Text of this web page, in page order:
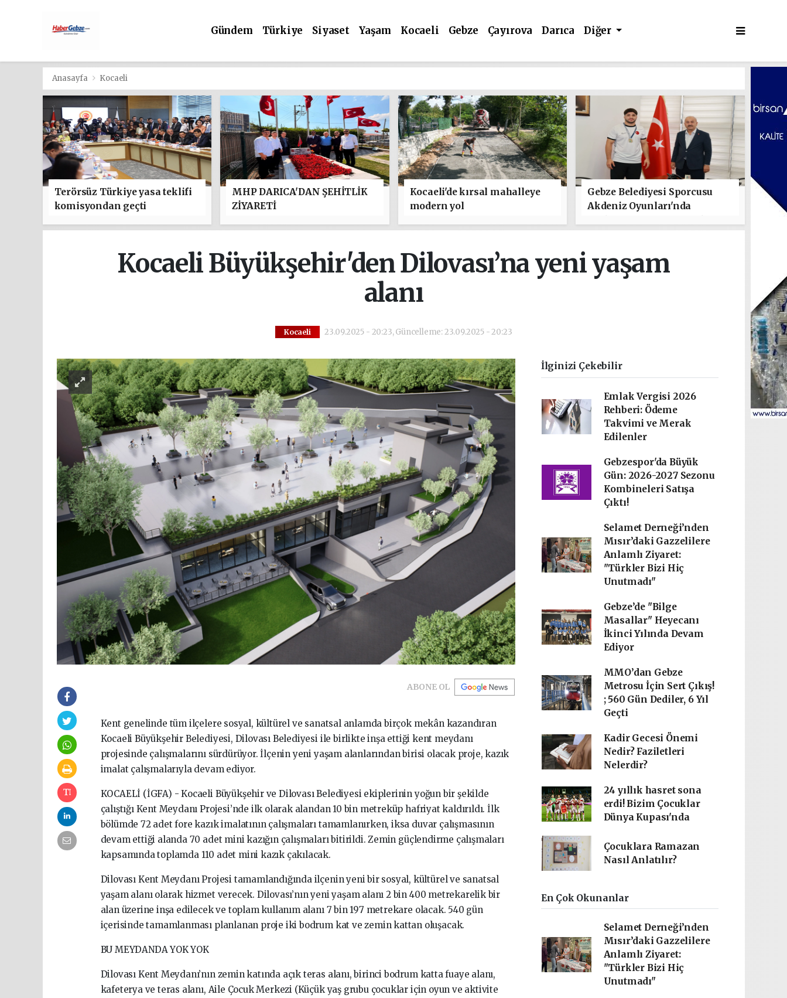
Gündem Türkiye Siyaset Yaşam Kocaeli Gebze Çayırova Darıca Diğer
Anasayfa Kocaeli
Terörsüz Türkiye yasa teklifi
komisyondan geçti
MHP DARICA'DAN ŞEHİTLİK
ZİYARETİ
Kocaeli'de kırsal mahalleye
modern yol
Gebze Belediyesi Sporcusu
Akdeniz Oyunları'nda
Kocaeli Büyükşehir'den Dilovası’na yeni yaşam
alanı
Kocaeli 23.09.2025 - 20:23, Güncelleme: 23.09.2025 - 20:23
ABONE OL
Kent genelinde tüm ilçelere sosyal, kültürel ve sanatsal anlamda birçok mekân kazandıran
Kocaeli Büyükşehir Belediyesi, Dilovası Belediyesi ile birlikte inşa ettiği kent meydanı
projesinde çalışmalarını sürdürüyor. İlçenin yeni yaşam alanlarından birisi olacak proje, kazık
imalat çalışmalarıyla devam ediyor.
KOCAELİ (İGFA) - Kocaeli Büyükşehir ve Dilovası Belediyesi ekiplerinin yoğun bir şekilde
çalıştığı Kent Meydanı Projesi’nde ilk olarak alandan 10 bin metreküp hafriyat kaldırıldı. İlk
bölümde 72 adet fore kazık imalatının çalışmaları tamamlanırken, iksa duvar çalışmasının
devam ettiği alanda 70 adet mini kazığın çalışmaları bitirildi. Zemin güçlendirme çalışmaları
kapsamında toplamda 110 adet mini kazık çakılacak.
Dilovası Kent Meydanı Projesi tamamlandığında ilçenin yeni bir sosyal, kültürel ve sanatsal
yaşam alanı olarak hizmet verecek. Dilovası’nın yeni yaşam alanı 2 bin 400 metrekarelik bir
alan üzerine inşa edilecek ve toplam kullanım alanı 7 bin 197 metrekare olacak. 540 gün
içerisinde tamamlanması planlanan proje iki bodrum kat ve zemin kattan oluşacak.
BU MEYDANDA YOK YOK
Dilovası Kent Meydanı’nın zemin katında açık teras alanı, birinci bodrum katta fuaye alanı,
kafeterya ve teras alanı, Aile Çocuk Merkezi (Küçük yaş grubu çocuklar için oyun ve aktivite
İlginizi Çekebilir
Emlak Vergisi 2026
Rehberi: Ödeme
Takvimi ve Merak
Edilenler
Gebzespor'da Büyük
Gün: 2026-2027 Sezonu
Kombineleri Satışa
Çıktı!
Selamet Derneği’nden
Mısır’daki Gazzelilere
Anlamlı Ziyaret:
"Türkler Bizi Hiç
Unutmadı"
Gebze’de "Bilge
Masallar" Heyecanı
İkinci Yılında Devam
Ediyor
MMO’dan Gebze
Metrosu İçin Sert Çıkış!
; 560 Gün Dediler, 6 Yıl
Geçti
Kadir Gecesi Önemi
Nedir? Faziletleri
Nelerdir?
24 yıllık hasret sona
erdi! Bizim Çocuklar
Dünya Kupası'nda
Çocuklara Ramazan
Nasıl Anlatılır?
En Çok Okunanlar
Selamet Derneği’nden
Mısır’daki Gazzelilere
Anlamlı Ziyaret:
"Türkler Bizi Hiç
Unutmadı"